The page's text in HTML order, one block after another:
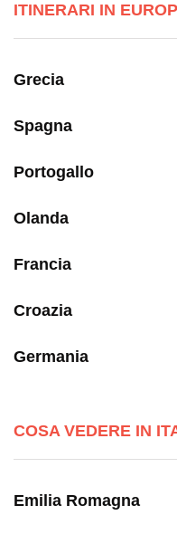
ITINERARI IN
Grecia
Spagna
Portogallo
Olanda
Francia
Croazia
Germania
COSA VEDERE IN
Emilia Romagna